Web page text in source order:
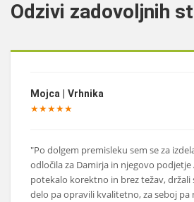
Odzivi zadovoljnih
Mojca | Vrhnika
★★★★★
"Po dolgem premisleku sem se za
odločila za Damirja in njegovo podjetje
potekalo korektno in brez težav, držali
delo pa opravili kvalitetno, za seboj pa